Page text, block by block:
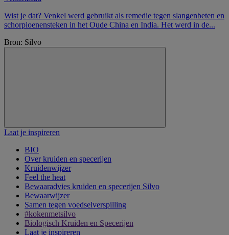
Wist je dat? Venkel werd gebruikt als remedie tegen slangenbeten en
schorpioenensteken in het Oude China en India. Het werd in de...
Bron: Silvo
Laat je inspireren
BIO
Over kruiden en specerijen
Kruidenwijzer
Feel the heat
Bewaaradvies kruiden en specerijen Silvo
Bewaarwijzer
Samen tegen voedselverspilling
#kokenmetsilvo
Biologisch Kruiden en Specerijen
Laat je inspireren